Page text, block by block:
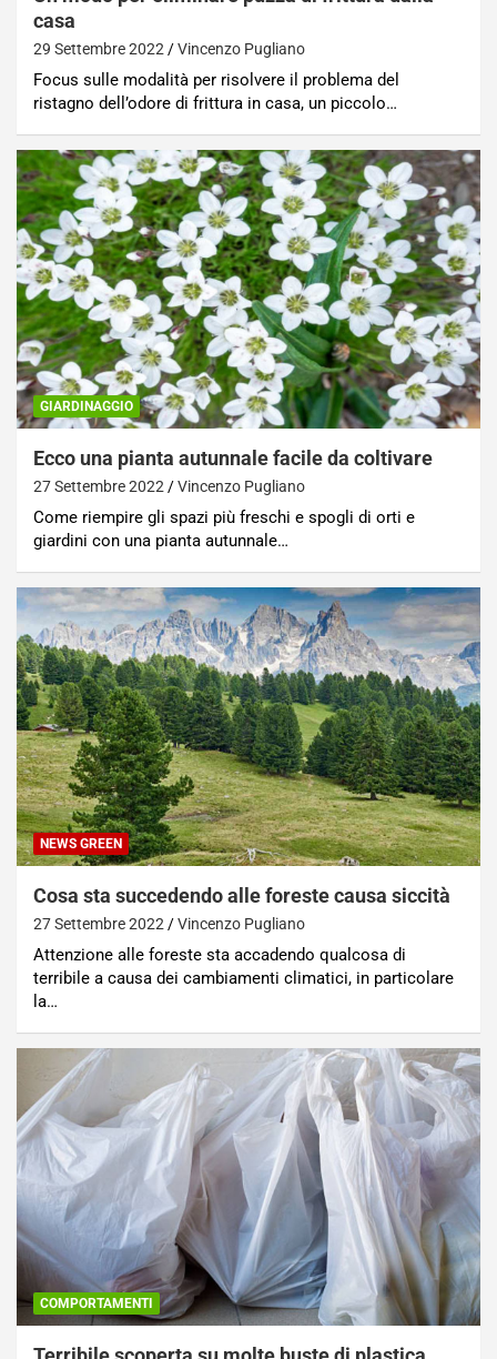
casa
29 Settembre 2022 Vincenzo Pugliano
Focus sulle modalità per risolvere il problema del
ristagno dell’odore di frittura in casa, un piccolo…
GIARDINAGGIO
Ecco una pianta autunnale facile da coltivare
27 Settembre 2022 Vincenzo Pugliano
Come riempire gli spazi più freschi e spogli di orti e
giardini con una pianta autunnale…
NEWS GREEN
Cosa sta succedendo alle foreste causa siccità
27 Settembre 2022 Vincenzo Pugliano
Attenzione alle foreste sta accadendo qualcosa di
terribile a causa dei cambiamenti climatici, in particolare
la…
COMPORTAMENTI